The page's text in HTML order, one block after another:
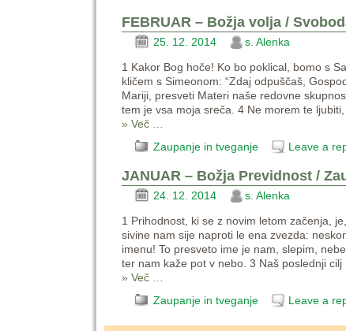
FEBRUAR – Božja volja /
25. 12. 2014
s. Alenka
1 Kakor Bog hoče! Ko bo poklical, bomo s
kličem s Simeonom: “Zdaj odpuščaš,
Mariji, presveti Materi naše redovne
tem je vsa moja sreča. 4 Ne morem te
» Več …
Zaupanje in tveganje
Leave a
JANUAR – Božja Previdnost /
24. 12. 2014
s. Alenka
1 Prihodnost, ki se z novim letom začenja,
sivine nam sije naproti le ena zvezda:
imenu! To presveto ime je nam, slepim,
ter nam kaže pot v nebo. 3 Naš poslednji
» Več …
Zaupanje in tveganje
Leave a